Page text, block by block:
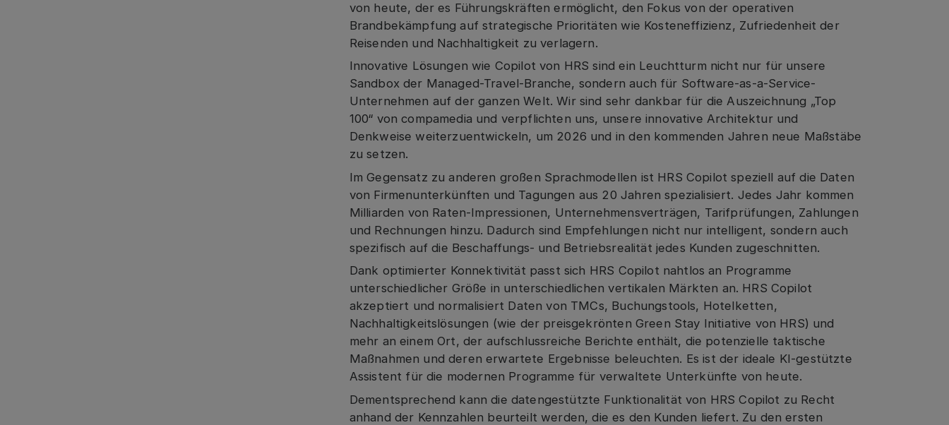
von heute, der es Führungskräften ermöglicht, den Fokus von der operativen
Brandbekämpfung auf strategische Prioritäten wie Kosteneffizienz, Zufriedenheit der
Reisenden und Nachhaltigkeit zu verlagern.
Innovative Lösungen wie Copilot von HRS sind ein Leuchtturm nicht nur für unsere
Sandbox der Managed-Travel-Branche, sondern auch für Software-as-a-Service-
Unternehmen auf der ganzen Welt. Wir sind sehr dankbar für die Auszeichnung „Top
100“ von compamedia und verpflichten uns, unsere innovative Architektur und
Denkweise weiterzuentwickeln, um 2026 und in den kommenden Jahren neue Maßstäbe
zu setzen.
Im Gegensatz zu anderen großen Sprachmodellen ist HRS Copilot speziell auf die Daten
von Firmenunterkünften und Tagungen aus 20 Jahren spezialisiert. Jedes Jahr kommen
Milliarden von Raten-Impressionen, Unternehmensverträgen, Tarifprüfungen, Zahlungen
und Rechnungen hinzu. Dadurch sind Empfehlungen nicht nur intelligent, sondern auch
spezifisch auf die Beschaffungs- und Betriebsrealität jedes Kunden zugeschnitten.
Dank optimierter Konnektivität passt sich HRS Copilot nahtlos an Programme
unterschiedlicher Größe in unterschiedlichen vertikalen Märkten an. HRS Copilot
akzeptiert und normalisiert Daten von TMCs, Buchungstools, Hotelketten,
Nachhaltigkeitslösungen (wie der preisgekrönten Green Stay Initiative von HRS) und
mehr an einem Ort, der aufschlussreiche Berichte enthält, die potenzielle taktische
Maßnahmen und deren erwartete Ergebnisse beleuchten. Es ist der ideale KI-gestützte
Assistent für die modernen Programme für verwaltete Unterkünfte von heute.
Dementsprechend kann die datengestützte Funktionalität von HRS Copilot zu Recht
anhand der Kennzahlen beurteilt werden, die es den Kunden liefert. Zu den ersten